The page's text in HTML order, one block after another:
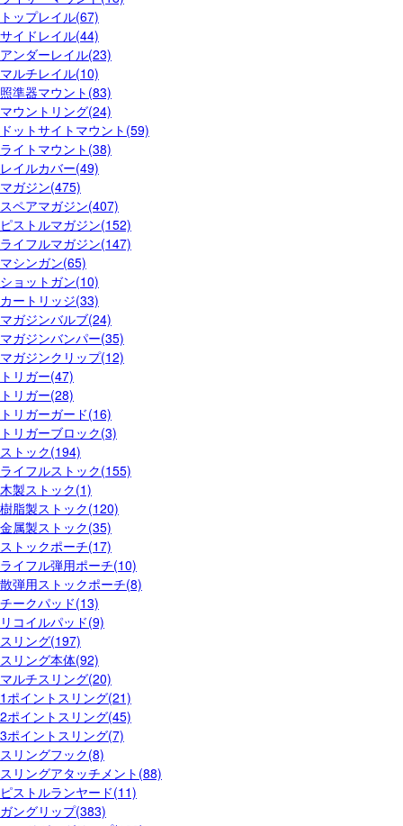
トップレイル(67)
サイドレイル(44)
アンダーレイル(23)
マルチレイル(10)
照準器マウント(83)
マウントリング(24)
ドットサイトマウント(59)
ライトマウント(38)
レイルカバー(49)
マガジン(475)
スペアマガジン(407)
ピストルマガジン(152)
ライフルマガジン(147)
マシンガン(65)
ショットガン(10)
カートリッジ(33)
マガジンバルブ(24)
マガジンバンパー(35)
マガジンクリップ(12)
トリガー(47)
トリガー(28)
トリガーガード(16)
トリガーブロック(3)
ストック(194)
ライフルストック(155)
木製ストック(1)
樹脂製ストック(120)
金属製ストック(35)
ストックポーチ(17)
ライフル弾用ポーチ(10)
散弾用ストックポーチ(8)
チークパッド(13)
リコイルパッド(9)
スリング(197)
スリング本体(92)
マルチスリング(20)
1ポイントスリング(21)
2ポイントスリング(45)
3ポイントスリング(7)
スリングフック(8)
スリングアタッチメント(88)
ピストルランヤード(11)
ガングリップ(383)